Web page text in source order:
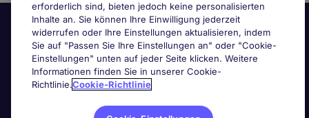
erforderlich sind, bieten jedoch keine personalisierten
Inhalte an. Sie können Ihre Einwilligung jederzeit
widerrufen oder Ihre Einstellungen aktualisieren, indem
Sie auf "Passen Sie Ihre Einstellungen an" oder "Cookie-
Einstellungen" unten auf jeder Seite klicken. Weitere
Informationen finden Sie in unserer Cookie-
Richtlinie.Cookie-Richtlinie